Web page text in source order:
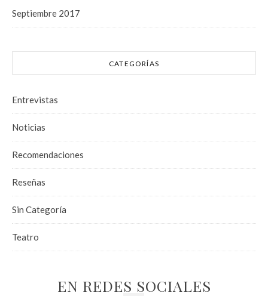
Septiembre 2017
CATEGORÍAS
Entrevistas
Noticias
Recomendaciones
Reseñas
Sin Categoría
Teatro
EN REDES SOCIALES